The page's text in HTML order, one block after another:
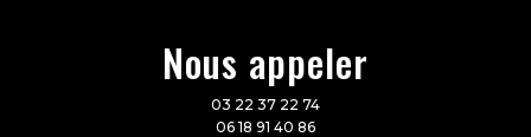
Nous appeler
03 22 37 22 74
06 18 91 40 86